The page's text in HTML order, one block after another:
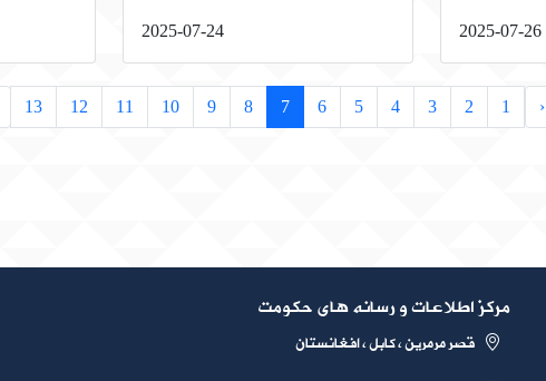
2025-07-26
2025-07-24
‹
1
2
3
4
5
6
7
8
9
10
11
12
13
مرکز اطلاعات و رسانه های حکومت
قصر مرمرین ، کابل ، افغانستان